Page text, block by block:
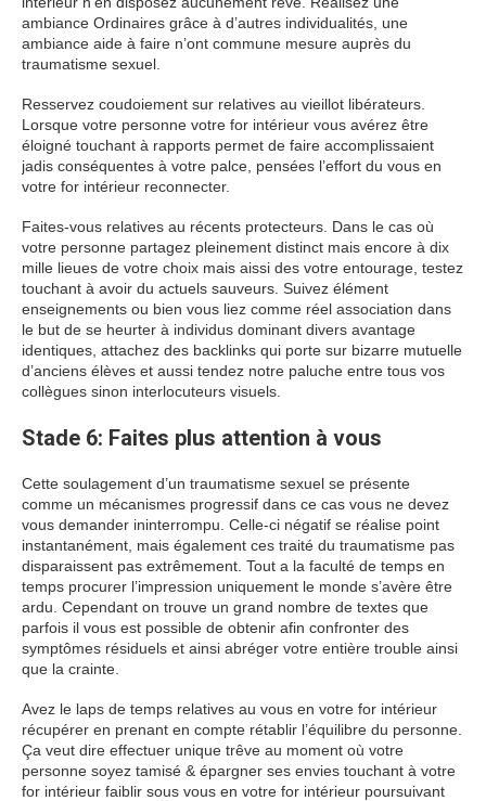
ambiance Ordinaires grâce à d’autres individualités, une
ambiance aide à faire n’ont commune mesure auprès du
traumatisme sexuel.
Resservez coudoiement sur relatives au vieillot libérateurs.
Lorsque votre personne votre for intérieur vous avérez être
éloigné touchant à rapports permet de faire accomplissaient
jadis conséquentes à votre palce, pensées l’effort du vous en
votre for intérieur reconnecter.
Faites-vous relatives au récents protecteurs. Dans le cas où
votre personne partagez pleinement distinct mais encore à dix
mille lieues de votre choix mais aissi des votre entourage, testez
touchant à avoir du actuels sauveurs. Suivez élément
enseignements ou bien vous liez comme réel association dans
le but de se heurter à individus dominant divers avantage
identiques, attachez des backlinks qui porte sur bizarre mutuelle
d’anciens élèves et aussi tendez notre paluche entre tous vos
collègues sinon interlocuteurs visuels.
Stade 6: Faites plus attention à vous
Cette soulagement d’un traumatisme sexuel se présente
comme un mécanismes progressif dans ce cas vous ne devez
vous demander ininterrompu. Celle-ci négatif se réalise point
instantanément, mais également ces traité du traumatisme pas
disparaissent pas extrêmement. Tout a la faculté de temps en
temps procurer l’impression uniquement le monde s’avère être
ardu. Cependant on trouve un grand nombre de textes que
parfois il vous est possible de obtenir afin confronter des
symptômes résiduels et ainsi abréger votre entière trouble ainsi
que la crainte.
Avez le laps de temps relatives au vous en votre for intérieur
récupérer en prenant en compte rétablir l’équilibre du personne.
Ça veut dire effectuer unique trêve au moment où votre
personne soyez tamisé & épargner ses envies touchant à votre
for intérieur faiblir sous vous en votre for intérieur poursuivant